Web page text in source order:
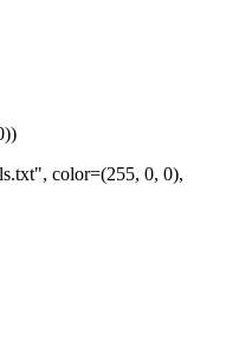
color=(255, 0, 0),